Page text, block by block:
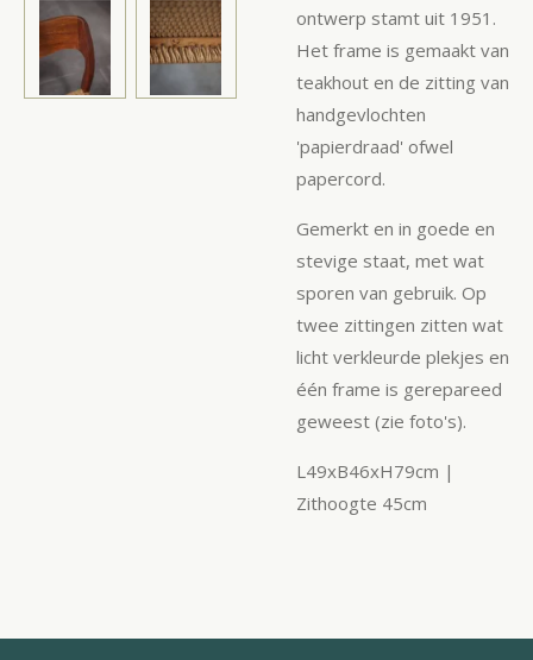
ontwerp stamt uit 1951.
Het frame is gemaakt van
teakhout en de zitting van
handgevlochten
'papierdraad' ofwel
papercord.
Gemerkt en in goede en
stevige staat, met wat
sporen van gebruik. Op
twee zittingen zitten wat
licht verkleurde plekjes en
één frame is gerepareed
geweest (zie foto's).
L49xB46xH79cm |
Zithoogte 45cm